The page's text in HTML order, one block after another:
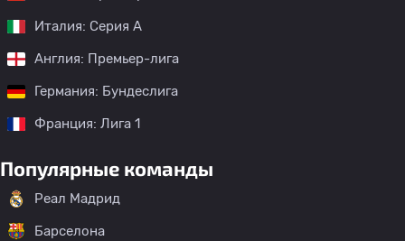
Италия: Серия А
Англия: Премьер-лига
Германия: Бундеслига
Франция: Лига 1
Популярные команды
Реал Мадрид
Барселона